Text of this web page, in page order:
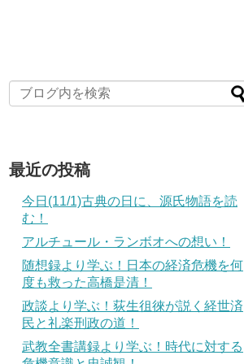
最近の投稿
今日(11/1)古典の日に、源氏物語を読
む！
アルチュール・ランボオへの想い！
随想録より学ぶ！日本の経済危機を何
度も救った高橋是清！
政談より学ぶ！荻生徂徠が説く経世済
民と礼楽刑政の道！
武教全書講録より学ぶ！時代に対する